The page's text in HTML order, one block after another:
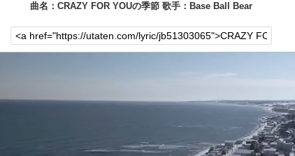
曲名：CRAZY FOR YOUの季節 歌手：Base Ball Bear